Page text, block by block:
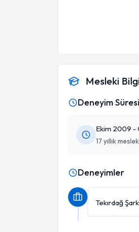
Mesleki
Deneyim Süresi
Ekim 2009 -
17 yıllık
Deneyimler
Tekırdağ